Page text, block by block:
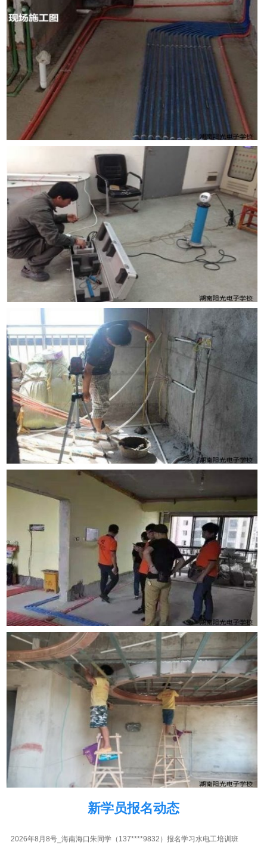
新学员报名动态
2026年8月8号_四川成都潘同学（138****7701）报名学习水电工培训班
2026年8月8号_四川成都杨同学（133****4838）报名学习水电工培训班
2026年8月8号_贵州贵阳代同学（133****1491）报名学习水电工培训班
2026年8月8号_河南郑州胡同学（132****7225）报名学习水电工培训班
2026年8月8号_浙江杭州周同学（133****8971）报名学习水电工培训班
2026年8月8号_海南海口代同学（133****3205）报名学习水电工培训班
2026年8月8号_天津潘同学（130****7032）报名学习水电工培训班
2026年8月8号_广东广州田同学（139****2639）报名学习水电工培训班
2026年8月8号_江西南昌潘同学（152****6448）报名学习水电工培训班